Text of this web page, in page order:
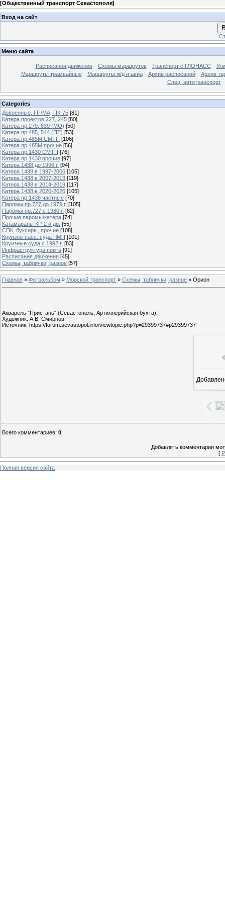
[Общественный транспорт Севастополя]
Вход на сайт
Меню сайта
Расписания движения Схемы маршрутов Транспорт с ГЛОНАСС
Маршруты трамвайные
Маршруты ж/д и авиа Архив расписаний
Архив
Спец. автотранспорт
Categories
Довоенные, ГП/МА, ПК-75 [81]
Катера проектов 227, 245 [80]
Катера пр.279, 839 (МО) [50]
Катера пр.485, 544 (ПТ) [53]
Катера пр.485М СМТП [106]
Катера пр.485М прочие [56]
Катера пр.1430 СМТП [76]
Катера пр.1430 прочие [97]
Катера 1438 до 1996 г. [94]
Катера 1438 в 1997-2006 [105]
Катера 1438 в 2007-2013 [119]
Катера 1438 в 2014-2019 [117]
Катера 1438 в 2020-2026 [105]
Катера пр.1438 частные [70]
Паромы пр.727 до 1979 г. [105]
Паромы пр.727 с 1980 г. [82]
Прочие паромы/катера [74]
Катамараны КР-2 и др. [55]
СПК, буксиры, прочие [108]
Круизно-пасс. суда ЧМП [101]
Круизные суда с 1992 г. [83]
Инфраструктура порта [91]
Расписания движения [45]
Схемы, таблички, разное [57]
Главная » Фотоальбом » Морской транспорт » Схемы, таблички, разное » Орион
Акварель "Пристань" (Севастополь, Артиллерийская бухта).
Художник: А.В. Смирнов.
Источник: https://forum.sevastopol.info/viewtopic.php?p=29399737#p29399737
Всего комментариев: 0
Добавлять комментарии
[
Полная версия сайта